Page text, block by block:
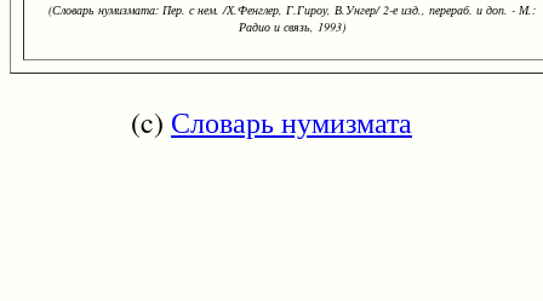
(Словарь нумизмата: Пер. с нем. /Х.Фенглер, Г.Гироу, В.Унгер/ 2-е изд., перераб. и доп. - М.:
Радио и связь, 1993)
(c) Словарь нумизмата